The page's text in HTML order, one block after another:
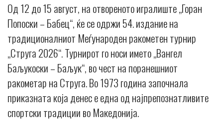
Од 12 до 15 август, на отвореното игралиште „Горан
Попоски – Бабец“, ќе се одржи 54. издание на
традиционалниот Меѓународен ракометен турнир
„Струга 2026“. Турнирот го носи името „Вангел
Баљукоски – Баљук“, во чест на поранешниот
ракометар на Струга. Во 1973 година започнала
приказната која денес е една од најпрепознатливите
спортски традиции во Македонија.